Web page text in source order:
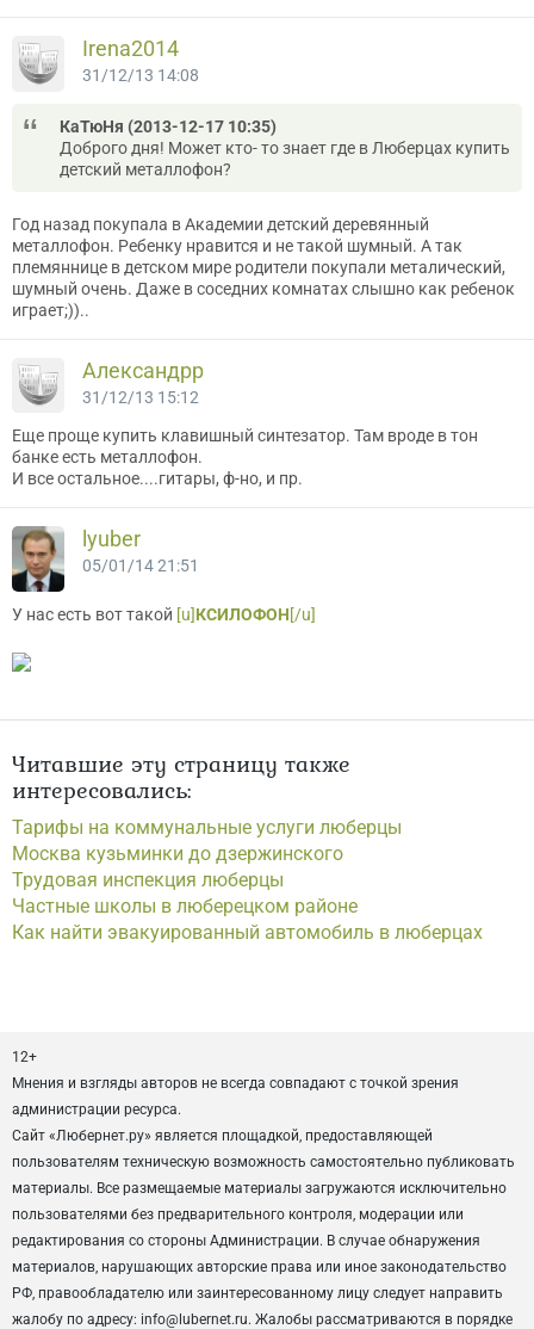
Irena2014
31/12/13 14:08
КаТюНя (2013-12-17 10:35)
Доброго дня! Может кто- то знает где в Люберцах купить
детский металлофон?
Год назад покупала в Академии детский деревянный
металлофон. Ребенку нравится и не такой шумный. А так
племяннице в детском мире родители покупали металический,
шумный очень. Даже в соседних комнатах слышно как ребенок
играет;))..
Александрр
31/12/13 15:12
Еще проще купить клавишный синтезатор. Там вроде в тон
банке есть металлофон.
И все остальное....гитары, ф-но, и пр.
lyuber
05/01/14 21:51
У нас есть вот такой [u]КСИЛОФОН[/u]
Читавшие эту страницу также
интересовались:
Тарифы на коммунальные услуги люберцы
Москва кузьминки до дзержинского
Трудовая инспекция люберцы
Частные школы в люберецком районе
Как найти эвакуированный автомобиль в люберцах
12+
Мнения и взгляды авторов не всегда совпадают с точкой зрения
администрации ресурса.
Сайт «Любернет.ру» является площадкой, предоставляющей
пользователям техническую возможность самостоятельно публиковать
материалы. Все размещаемые материалы загружаются исключительно
пользователями без предварительного контроля, модерации или
редактирования со стороны Администрации. В случае обнаружения
материалов, нарушающих авторские права или иное законодательство
РФ, правообладателю или заинтересованному лицу следует направить
жалобу по адресу: info@lubernet.ru. Жалобы рассматриваются в порядке